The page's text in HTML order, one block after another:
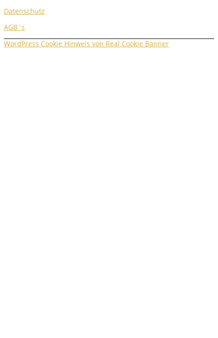
Datenschutz
AGB´s
WordPress Cookie Hinweis von Real Cookie Banner